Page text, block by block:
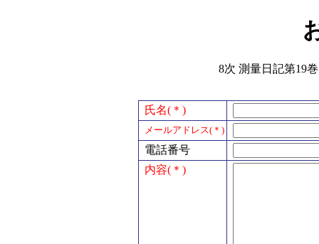
8次 測量日記第19
氏名(＊)
メールアドレス(＊)
電話番号
内容(＊)